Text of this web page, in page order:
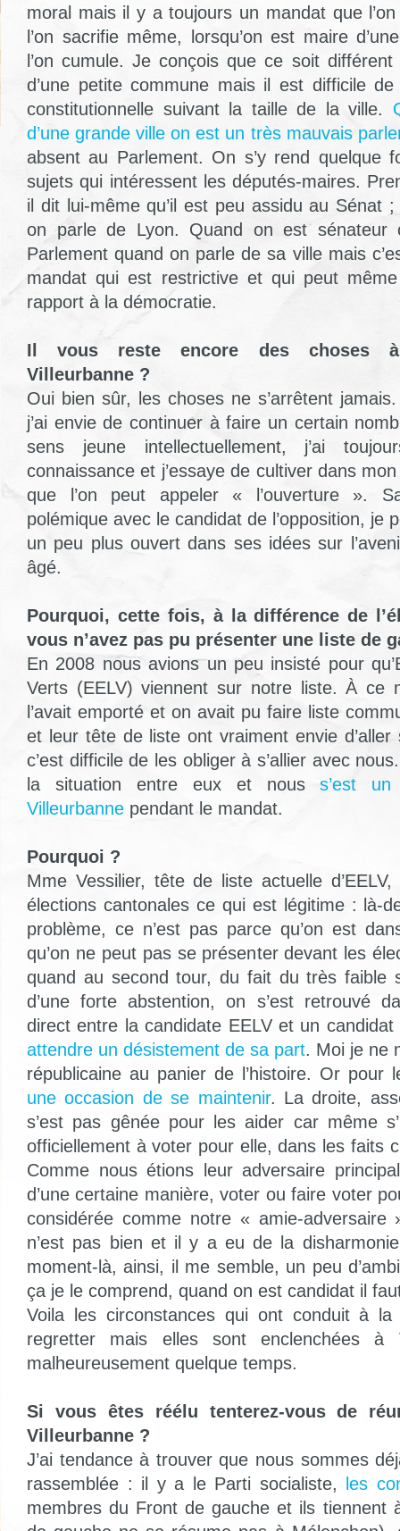
moral mais il y a toujours un mandat que
l’on sacrifie même, lorsqu’on est maire
l’on cumule. Je conçois que ce soit
d’une petite commune mais il est difficile
constitutionnelle suivant la taille de la ville.
d’une grande ville on est un très mauvais
absent au Parlement. On s’y rend quelque
sujets qui intéressent les députés-maires.
il dit lui-même qu’il est peu assidu au Sénat
on parle de Lyon. Quand on est sénateur
Parlement quand on parle de sa ville mais
mandat qui est restrictive et qui peut
rapport à la démocratie.
Il vous reste encore des choses
Villeurbanne ?
Oui bien sûr, les choses ne s’arrêtent
j’ai envie de continuer à faire un certain
sens jeune intellectuellement, j’ai
connaissance et j’essaye de cultiver dans
que l’on peut appeler « l’ouverture ».
polémique avec le candidat de l’opposition, je
un peu plus ouvert dans ses idées sur
âgé.
Pourquoi, cette fois, à la différence de
vous n’avez pas pu présenter une liste de
En 2008 nous avions un peu insisté pour
Verts (EELV) viennent sur notre liste. À ce
l’avait emporté et on avait pu faire liste
et leur tête de liste ont vraiment envie
c’est difficile de les obliger à s’allier avec
la situation entre eux et nouss’est un
Villeurbanne pendant le mandat.
Pourquoi ?
Mme Vessilier, tête de liste actuelle d’EELV,
élections cantonales ce qui est légitime : là-
problème, ce n’est pas parce qu’on est
qu’on ne peut pas se présenter devant les
quand au second tour, du fait du très faible
d’une forte abstention, on s’est retrouvé
direct entre la candidate EELV et un
attendre un désistement de sa part. Moi je ne
républicaine au panier de l’histoire. Or pour
une occasion de se maintenir. La droite,
s’est pas gênée pour les aider car même
officiellement à voter pour elle, dans les faits
Comme nous étions leur adversaire
d’une certaine manière, voter ou faire voter
considérée comme notre « amie-
n’est pas bien et il y a eu de la
moment-là, ainsi, il me semble, un peu
ça je le comprend, quand on est candidat il
Voila les circonstances qui ont conduit à
regretter mais elles sont enclenchées à
malheureusement quelque temps.
Si vous êtes réélu tenterez-vous de
Villeurbanne ?
J’ai tendance à trouver que nous sommes
rassemblée : il y a le Parti socialiste,
les
membres du Front de gauche et ils tiennent